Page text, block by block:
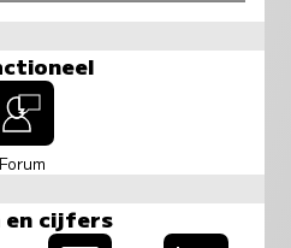
Forum
en cijfers